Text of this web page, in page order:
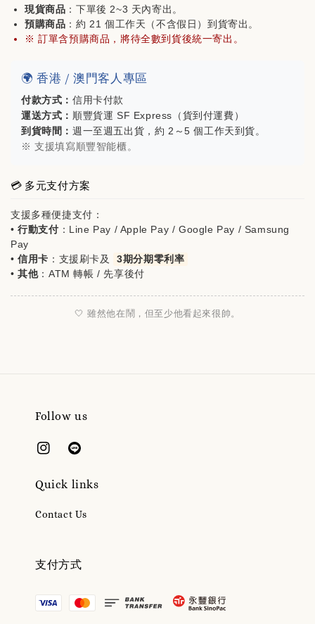
即可折價$200)
NT$ 980
NT$ 1,180
現貨商品 ：下單後 2~3 天內寄出。
預購商品 ：約 21 個工作天（不含假日）到貨寄出。
※ 訂單含預購商品，將待全數到貨後統一寄出。
🌍 香港 / 澳門客人專區
付款方式： 信用卡付款
運送方式： 順豐貨運 SF Express（貨到付運費）
到貨時間： 週一至週五出貨，約 2～5 個工作天到貨。
※ 支援填寫順豐智能櫃。
💳 多元支付方案
支援多種便捷支付：
•行動支付 ：Line Pay / Apple Pay / Google Pay / Samsung
Pay
•信用卡 ：支援刷卡及
3期分期零利率
•其他：ATM 轉帳 / 先享後付
🤍 雖然他在鬧，但至少他看起來很帥。
Follow us
Quick links
Contact Us
支付方式